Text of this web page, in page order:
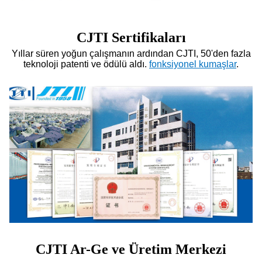
CJTI Sertifikaları
Yıllar süren yoğun çalışmanın ardından CJTI, 50'den fazla
teknoloji patenti ve ödülü aldı. fonksiyonel kumaşlar.
CJTI Ar-Ge ve Üretim Merkezi